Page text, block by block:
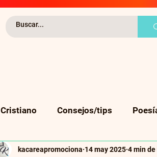
Cristiano Consejos/tips
Autoayuda Cuento corto
kacareapromociona 14 may 2025 4 min